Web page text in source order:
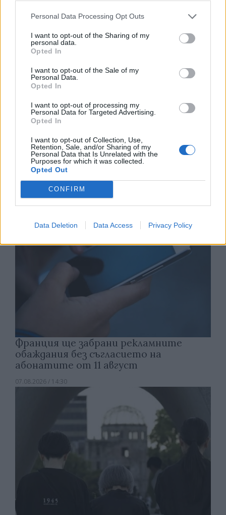
Personal Data Processing Opt Outs
I want to opt-out of the Sharing of my
personal data.
Opted In
I want to opt-out of the Sale of my
Personal Data.
Opted In
I want to opt-out of processing my
Personal Data for Targeted Advertising.
Opted In
I want to opt-out of Collection, Use,
Retention, Sale, and/or Sharing of my
Personal Data that Is Unrelated with the
Purposes for which it was collected.
Opted Out
CONFIRM
Data Deletion Data Access Privacy Policy
Астронавти на NASA излязоха в
открития космос
07.08.2026 / 15:00
Франция ще забрани рекламните
обаждания без съгласието на
абонатите от 11 август
07.08.2026 / 14:30